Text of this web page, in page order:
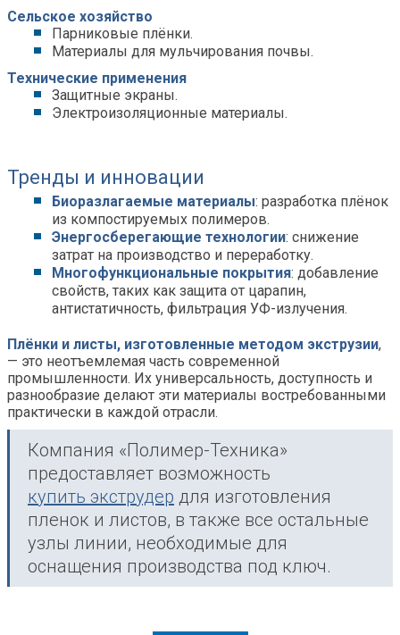
Сельское хозяйство
Парниковые плёнки.
Материалы для мульчирования почвы.
Технические применения
Защитные экраны.
Электроизоляционные материалы.
Тренды и инновации
Биоразлагаемые материалы: разработка плёнок
из компостируемых полимеров.
Энергосберегающие технологии: снижение
затрат на производство и переработку.
Многофункциональные покрытия: добавление
свойств, таких как защита от царапин,
антистатичность, фильтрация УФ-излучения.
Плёнки и листы, изготовленные методом экструзии,
— это неотъемлемая часть современной
промышленности. Их универсальность, доступность и
разнообразие делают эти материалы востребованными
практически в каждой отрасли.
Компания «Полимер-Техника»
предоставляет возможность
купить экструдер для изготовления
пленок и листов, в также все остальные
узлы линии, необходимые для
оснащения производства под ключ.